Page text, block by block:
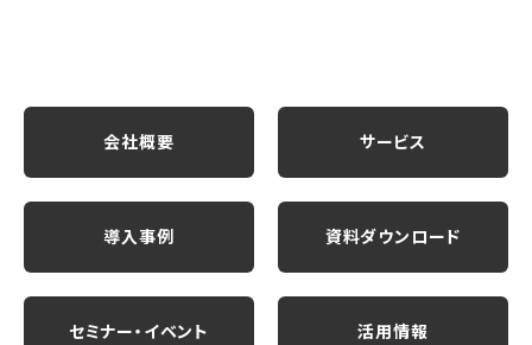
会社概要 サービス
導入事例 資料ダウンロード
セミナー・イベント 活用情報